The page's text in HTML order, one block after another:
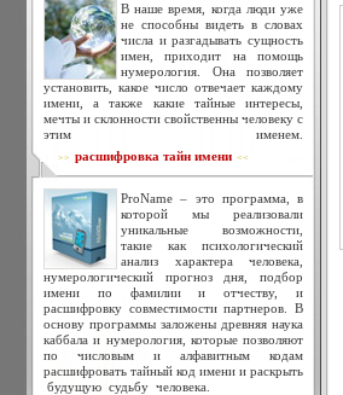
В наше время, когда люди уже
не способны видеть в словах
числа и разгадывать сущность
имен, приходит на помощь
нумерология. Она позволяет
установить, какое число отвечает каждому
имени, а также какие тайные интересы,
мечты и склонности свойственны человеку с
этим именем.
>> расшифровка тайн имени <<
ProName – это программа, в
которой мы реализовали
уникальные возможности,
такие как психологический
анализ характера человека,
нумерологический прогноз дня, подбор
имени по фамилии и отчеству, и
расшифровку совместимости партнеров. В
основу программы заложены древняя наука
каббала и нумерология, которые позволяют
по числовым и алфавитным кодам
расшифровать тайный код имени и раскрыть
будущую судьбу человека.